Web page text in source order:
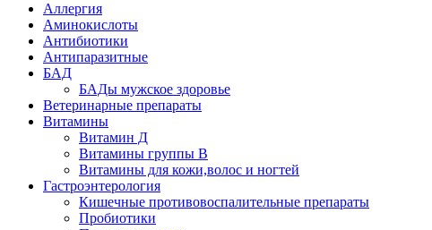
Аллергия
Аминокислоты
Антибиотики
Антипаразитные
БАД
БАДы мужское здоровье
Ветеринарные препараты
Витамины
Витамин Д
Витамины группы В
Витамины для кожи,волос и ногтей
Гастроэнтерология
Кишечные противовоспалительные препараты
Пробиотики